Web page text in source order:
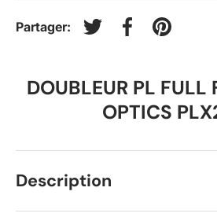
Partager:
Tweeter sur Twitter
Partager sur
Épingler
DOUBLEUR PL FULL
OPTICS
Description